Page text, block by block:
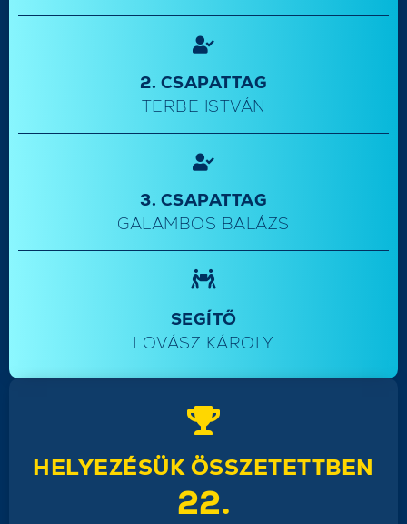
2. CSAPATTAG
TERBE ISTVÁN
3. CSAPATTAG
GALAMBOS BALÁZS
SEGÍTŐ
LOVÁSZ KÁROLY
HELYEZÉSÜK ÖSSZETETTBEN
22.